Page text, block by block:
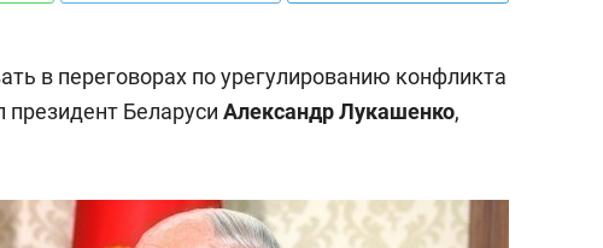
в переговорах по урегулированию конфликта
президент Беларуси Александр Лукашенко,
камер до квартиры и Face
Рекомендуем
Опыт выживания в дикой
состоянием как основа
антихрупких команд